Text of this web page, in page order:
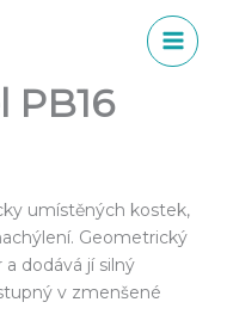
PB16
umístěných kostek,
Geometrický
dodává jí silný
v zmenšené